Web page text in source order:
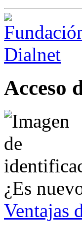
Acceso
¿Es
Ventajas